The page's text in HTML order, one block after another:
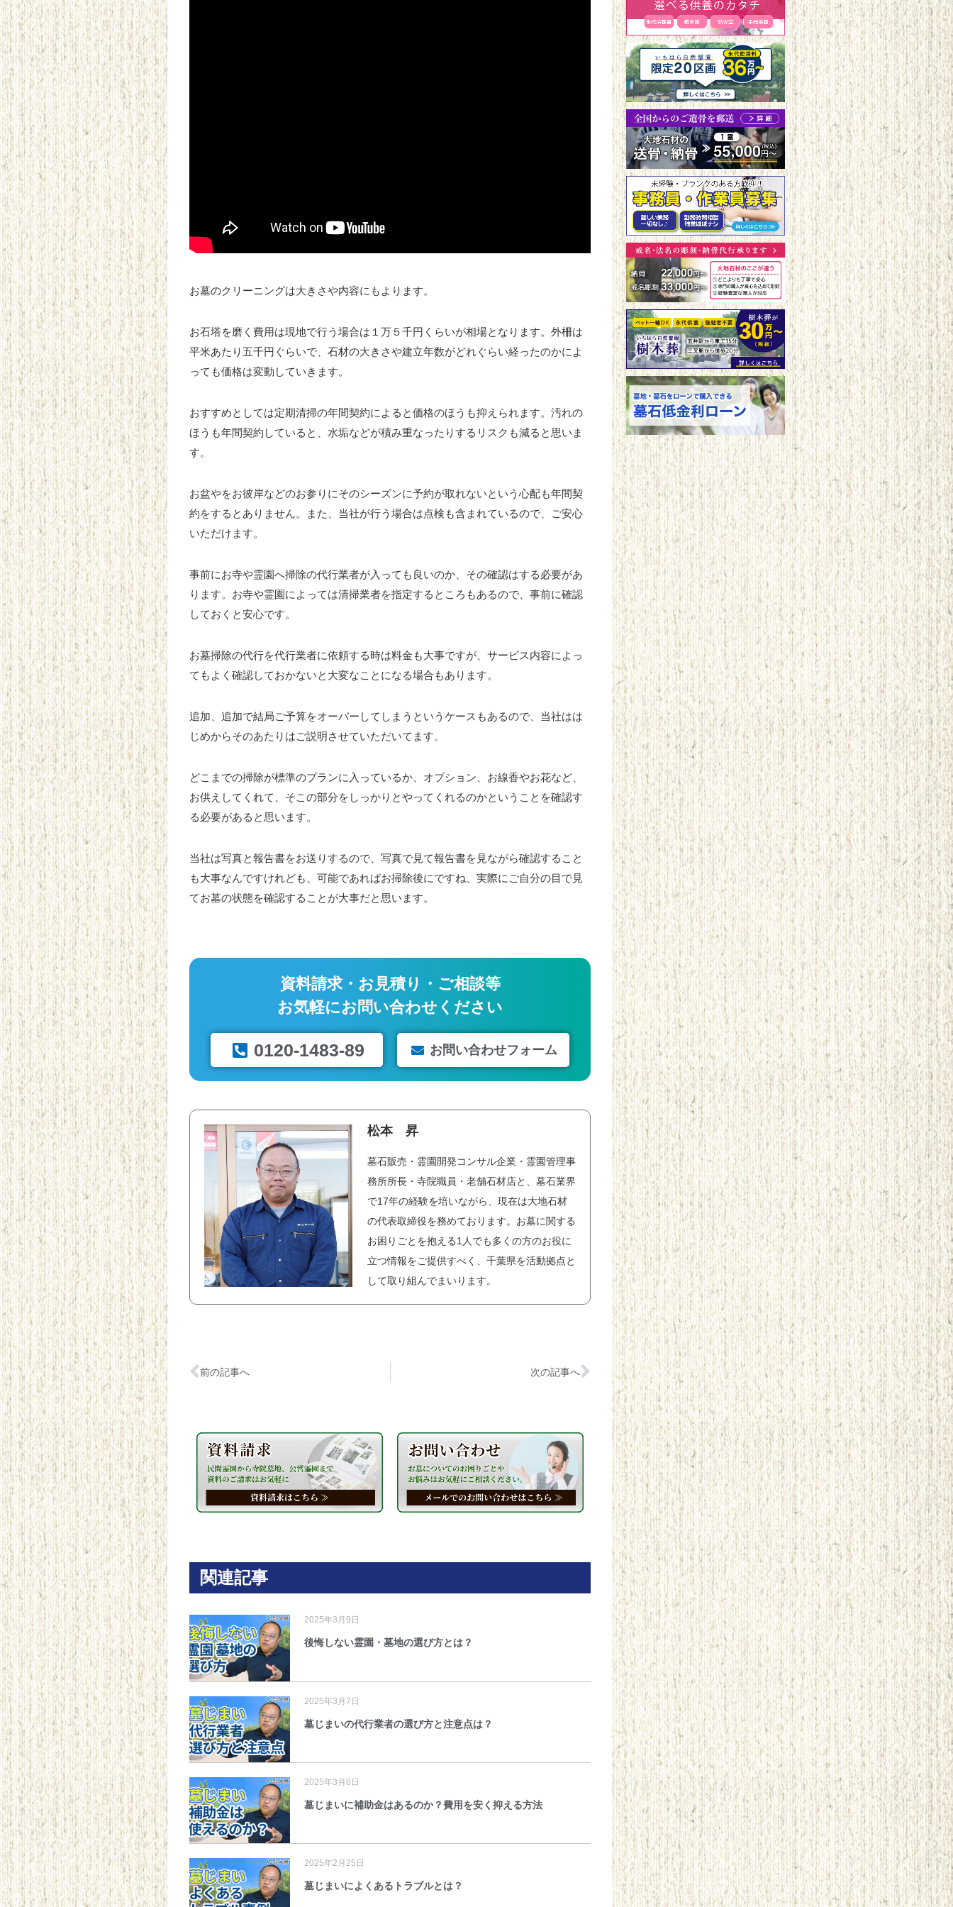
お墓のクリーニングは大きさや内容にもよります。
お石塔を磨く費用は現地で行う場合は１万５千円くらいが相場となります。外柵は
平米あたり五千円ぐらいで、石材の大きさや建立年数がどれぐらい経ったのかによ
っても価格は変動していきます。
おすすめとしては定期清掃の年間契約によると価格のほうも抑えられます。汚れの
ほうも年間契約していると、水垢などが積み重なったりするリスクも減ると思いま
す。
お盆やをお彼岸などのお参りにそのシーズンに予約が取れないという心配も年間契
約をするとありません。また、当社が行う場合は点検も含まれているので、ご安心
いただけます。
事前にお寺や霊園へ掃除の代行業者が入っても良いのか、その確認はする必要があ
ります。お寺や霊園によっては清掃業者を指定するところもあるので、事前に確認
しておくと安心です。
お墓掃除の代行を代行業者に依頼する時は料金も大事ですが、サービス内容によっ
てもよく確認しておかないと大変なことになる場合もあります。
追加、追加で結局ご予算をオーバーしてしまうというケースもあるので、当社はは
じめからそのあたりはご説明させていただいてます。
どこまでの掃除が標準のプランに入っているか、オプション、お線香やお花など、
お供えしてくれて、そこの部分をしっかりとやってくれるのかということを確認す
る必要があると思います。
当社は写真と報告書をお送りするので、写真で見て報告書を見ながら確認すること
も大事なんですけれども、可能であればお掃除後にですね、実際にご自分の目で見
てお墓の状態を確認することが大事だと思います。
資料請求・お見積り・ご相談等
お気軽にお問い合わせください
0120-1483-89 お問い合わせフォーム
松本 昇
墓石販売・霊園開発コンサル企業・霊園管理事
務所所長・寺院職員・老舗石材店と、墓石業界
で17年の経験を培いながら、現在は大地石材
の代表取締役を務めております。お墓に関する
お困りごとを抱える1人でも多くの方のお役に
立つ情報をご提供すべく、千葉県を活動拠点と
して取り組んでまいります。
前の記事へ 次の記事へ
関連記事
後悔しない霊園・墓地の選び方とは？
2025年3月9日
墓じまいの代行業者の選び方と注意点は？
2025年3月7日
墓じまいに補助金はあるのか？費用を安く抑える方法
2025年3月6日
墓じまいによくあるトラブルとは？
2025年2月25日